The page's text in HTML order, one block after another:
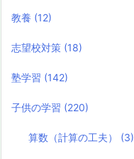
教養 (12)
志望校対策 (18)
塾学習 (142)
子供の学習 (220)
算数（計算の工夫） (3)